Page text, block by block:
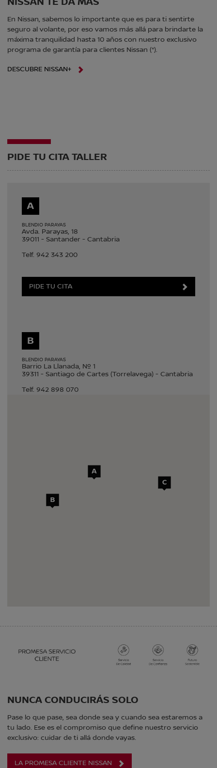
En Nissan, sabemos lo importante que es para ti sentirte
seguro al volante, por eso vamos más allá para brindarte la
máxima tranquilidad hasta 10 años con nuestro exclusivo
programa de garantía para clientes Nissan (*).
DESCUBRE NISSAN+
PIDE TU CITA TALLER
A
BLENDIO PARAYAS
Avda. Parayas, 18
39011 - Santander - Cantabria
Telf. 942 343 200
PIDE TU CITA
B
BLENDIO PARAYAS
Barrio La Llanada, Nº 1
39311 - Santiago de Cartes (Torrelavega) - Cantabria
Telf. 942 898 070
BLENDIO PARAYAS
C/ La Pesquera, s/n
-Laredo
NUNCA CONDUCIRÁS SOLO
Pase lo que pase, sea donde sea y cuando sea estaremos a
tu lado. Ese es el compromiso que define nuestro servicio
exclusivo: cuidar de ti allá donde vayas.
LA PROMESA CLIENTE NISSAN